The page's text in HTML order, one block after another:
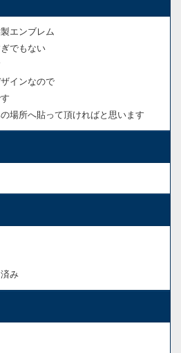
エンブレム
でもない
インなので
場所へ貼って頂ければと思います
み